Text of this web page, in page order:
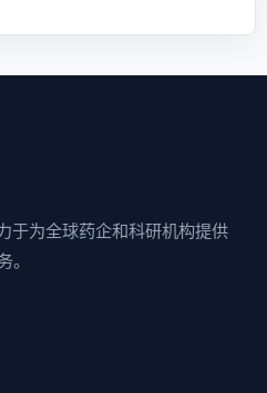
于为全球药企和科研机构提供
。